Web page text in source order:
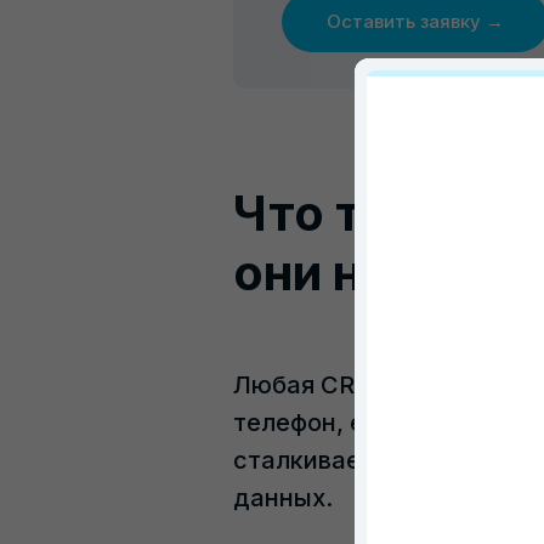
Оставить заявку →
Что такое
они нужны
Любая CRM, включая
телефон, e-mail и т.д.
сталкивается с тем,
данных.